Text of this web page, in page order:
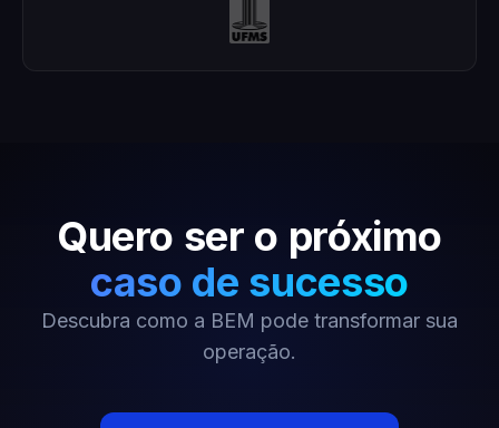
Quero ser o próximo
caso de sucesso
Descubra como a BEM pode transformar sua
operação.